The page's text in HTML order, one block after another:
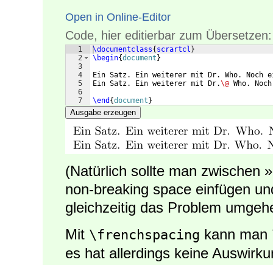
Open in Online-Editor
Code, hier editierbar zum Übersetzen:
1
2
3
4
5
6
7
\documentclass{ scrartcl }
\begin{document }
Ein Satz. Ein weiterer mit Dr. Who. Noch
Ein Satz. Ein weiterer mit Dr.\@ Who.
\end {document }
Ausgabe erzeugen
(Natürlich sollte man zwischen
non-breaking space einfügen
gleichzeitig das Problem
Mit \frenchspacing kann man
es hat allerdings keine